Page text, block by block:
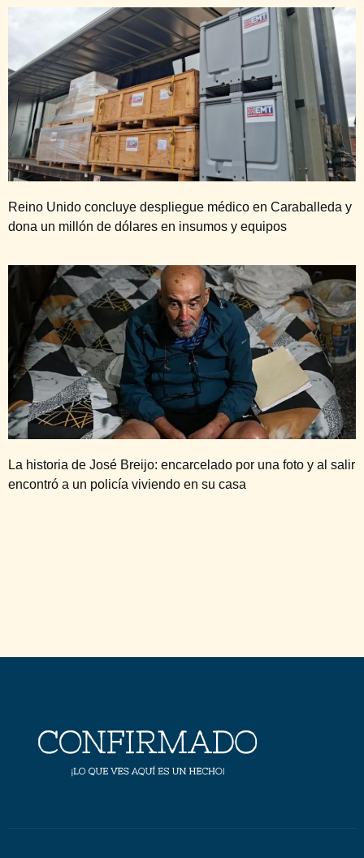
Reino Unido concluye despliegue médico en Caraballeda y
dona un millón de dólares en insumos y equipos
La historia de José Breijo: encarcelado por una foto y al salir
encontró a un policía viviendo en su casa